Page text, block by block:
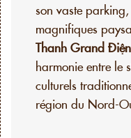
son vaste
magnifiques
Thanh Grand
harmonie entre le
culturels
région du Nord-